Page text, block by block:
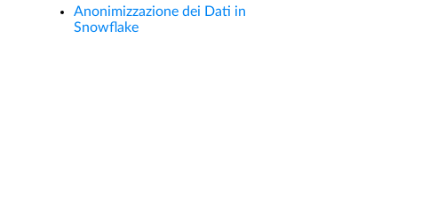
Anonimizzazione dei Dati in
Snowflake